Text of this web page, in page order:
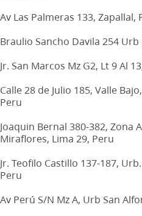
Av Las Palmeras 133,
Braulio Sancho Davila 254
Jr. San Marcos Mz G2, Lt 9 Al
Calle 28 de Julio 185, Valle
Peru
Joaquin Bernal 380-382, Zona
Miraflores, Lima 29, Peru
Jr. Teofilo Castillo 137-187,
Peru
Av Perú S/N Mz A, Urb San